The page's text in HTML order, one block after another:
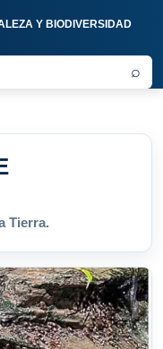
Y BIODIVERSIDAD
⌕
Tierra.